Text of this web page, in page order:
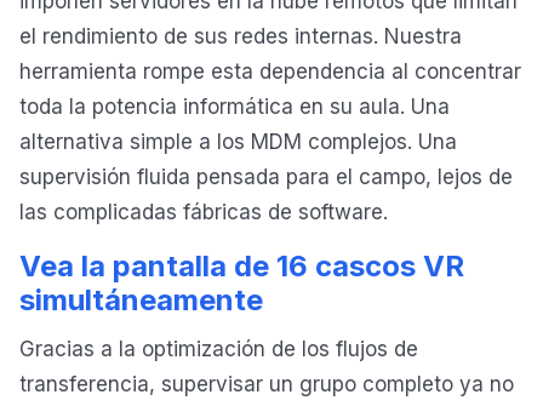
el rendimiento de sus redes internas. Nuestra
herramienta rompe esta dependencia al concentrar
toda la potencia informática en su aula. Una
alternativa simple a los MDM complejos. Una
supervisión fluida pensada para el campo, lejos de
las complicadas fábricas de software.
Vea la pantalla de 16 cascos VR
simultáneamente
Gracias a la optimización de los flujos de
transferencia, supervisar un grupo completo ya no